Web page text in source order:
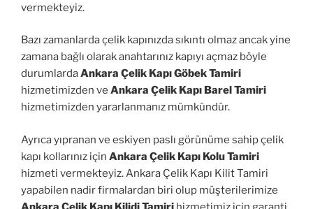
vermekteyiz.
Bazı zamanlarda çelik kapınızda sıkıntı olmaz ancak yine
zamana bağlı olarak anahtarınız kapıyı açmaz böyle
durumlardaAnkara Çelik Kapı Göbek Tamiri
hizmetimizden ve Ankara Çelik Kapı Barel Tamiri
hizmetimizden yararlanmanız mümkündür.
Ayrıca yıpranan ve eskiyen paslı görünüme sahip çelik
kapı kollarınız için Ankara Çelik Kapı Kolu Tamiri
hizmeti vermekteyiz. Ankara Çelik Kapı Kilit Tamiri
yapabilen nadir firmalardan biri olup müşterilerimize